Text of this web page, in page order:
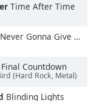
Time After Time
Never Gonna Give You Up
Countdown
(Hard Rock, Metal)
Blinding Lights